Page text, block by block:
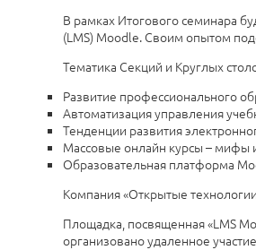
В рамках Итогового семинара
(LMS) Moodle. Своим опытом
Тематика Секций и Круглых
Развитие профессионального
Автоматизация управления
Тенденции развития
Массовые онлайн курсы – мифы
Образовательная платформа
Компания «Открытые
Площадка, посвященная «LMS
организовано удаленное